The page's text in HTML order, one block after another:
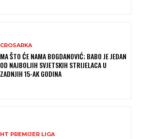
CROSARKA
MA ŠTO ĆE NAMA BOGDANOVIĆ; BABO JE JEDAN
OD NAJBOLJIH SVJETSKIH STRIJELACA U
ZADNJIH 15-AK GODINA
HT PREMIJER LIGA